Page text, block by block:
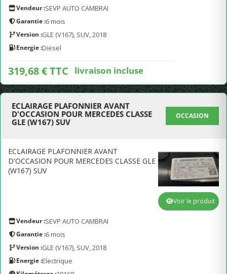
Vendeur :SEVP AUTO CAMBRAI
Garantie :6 mois
Version :GLE (V167), SUV, 2018
Energie :Diesel
319,68 € TTC livraison incluse
ECLAIRAGE PLAFONNIER AVANT
D'OCCASION POUR MERCEDES CLASSE
GLE (W167) SUV
OCCASION
ECLAIRAGE PLAFONNIER AVANT
D'OCCASION POUR MERCEDES CLASSE GLE
(W167) SUV
Vendeur :SEVP AUTO CAMBRAI
Garantie :6 mois
Version :GLE (V167), SUV, 2018
Energie :Electrique
Voir le produit